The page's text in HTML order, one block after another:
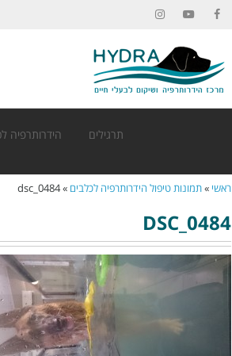
תרגילים הידרותרפיה
ראשי »תמונות טיפול הידרותרפיה לכלבים »
dsc_0484
DSC_0484